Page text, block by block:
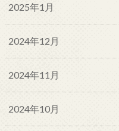
2025年1月
2024年12月
2024年11月
2024年10月